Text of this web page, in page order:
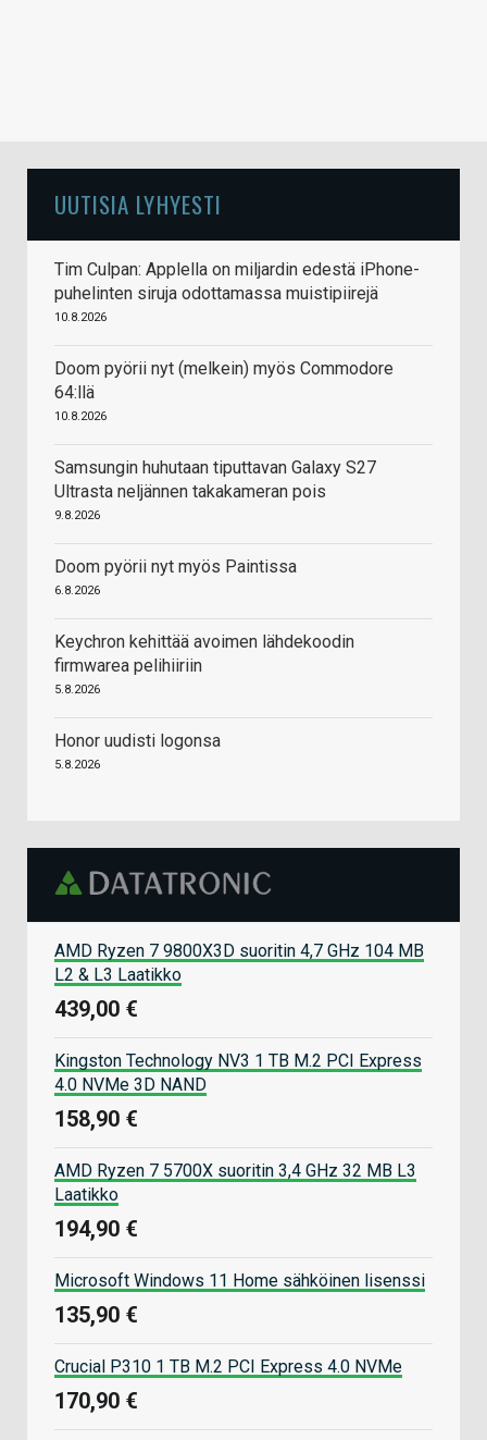
UUTISIA LYHYESTI
Tim Culpan: Applella on miljardin edestä iPhone-
puhelinten siruja odottamassa muistipiirejä
10.8.2026
Doom pyörii nyt (melkein) myös Commodore
64:llä
10.8.2026
Samsungin huhutaan tiputtavan Galaxy S27
Ultrasta neljännen takakameran pois
9.8.2026
Doom pyörii nyt myös Paintissa
6.8.2026
Keychron kehittää avoimen lähdekoodin
firmwarea pelihiiriin
5.8.2026
Honor uudisti logonsa
5.8.2026
AMD Ryzen 7 9800X3D suoritin 4,7 GHz 104 MB
L2 & L3 Laatikko
439,00 €
Kingston Technology NV3 1 TB M.2 PCI Express
4.0 NVMe 3D NAND
158,90 €
AMD Ryzen 7 5700X suoritin 3,4 GHz 32 MB L3
Laatikko
194,90 €
Microsoft Windows 11 Home sähköinen lisenssi
135,90 €
Crucial P310 1 TB M.2 PCI Express 4.0 NVMe
170,90 €